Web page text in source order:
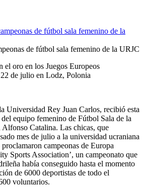
de fútbol sala femenino de la URJC
el oro en los Juegos Europeos
de julio en Lodz, Polonia
Universidad Rey Juan Carlos, recibió esta
del equipo femenino de Fútbol Sala de la
Catalina. Las chicas, que
mes de julio a la universidad ucraniana
campeonas de Europa
Sports Association’, un campeonato que
había conseguido hasta el momento
de 6000 deportistas de todo el
voluntarios.